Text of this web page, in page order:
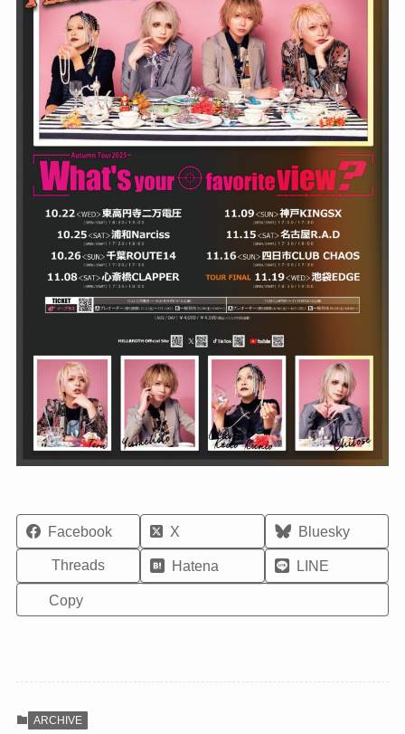
Facebook X Bluesky
Threads Hatena LINE
Copy
ARCHIVE